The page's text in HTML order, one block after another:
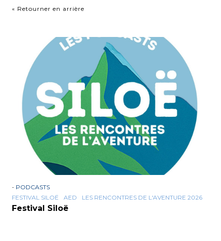
« Retourner en arrière
- PODCASTS
FESTIVAL SILOË
AED LES RENCONTRES DE L'AVENTURE 2026
Festival Siloë